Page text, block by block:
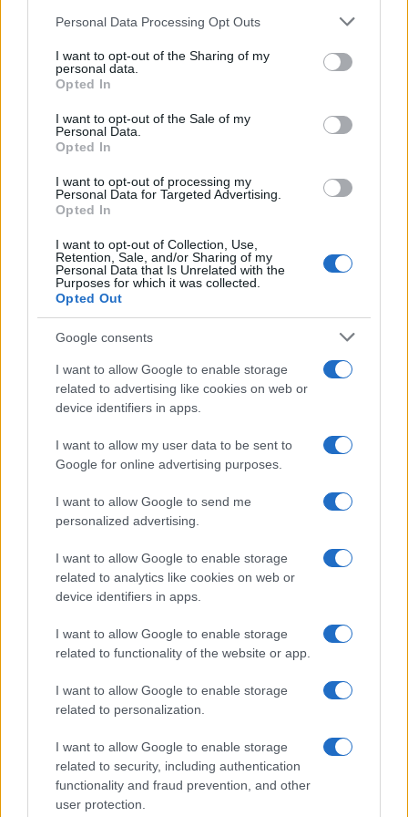
Please note that this website/app uses one or more Google
not limited to your visit or usage behaviour. You may click to
grant or deny consent to Google and its third-party tags to
use your data for below specified purposes in below Google
consent section.
Personal Data Processing Opt Outs
I want to opt-out of the Sharing of my
personal data.
Opted In
I want to opt-out of the Sale of my
Personal Data.
Opted In
I want to opt-out of processing my
Personal Data for Targeted Advertising.
Opted In
I want to opt-out of Collection, Use,
Retention, Sale, and/or Sharing of my
Personal Data that Is Unrelated with the
Purposes for which it was collected.
Opted Out
Google consents
I want to allow Google to enable storage
related to advertising like cookies on web or
device identifiers in apps.
I want to allow my user data to be sent to
Google for online advertising purposes.
I want to allow Google to send me
personalized advertising.
I want to allow Google to enable storage
related to analytics like cookies on web or
device identifiers in apps.
I want to allow Google to enable storage
related to functionality of the website or app.
I want to allow Google to enable storage
related to personalization.
I want to allow Google to enable storage
related to security, including authentication
functionality and fraud prevention, and other
user protection.
Continue lendo
NÃO CLASSIFICADO
Brent cai 8.3% e arrasta petróleo e ouro para baixo
Rafael Oliveira · 7 ago 2026